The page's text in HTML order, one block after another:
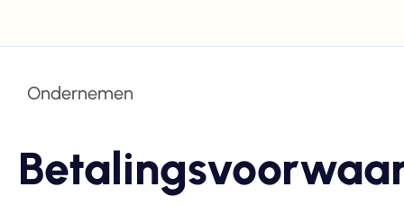
Ondernemen